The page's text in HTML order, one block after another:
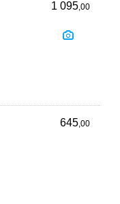
1 095,00
645,00